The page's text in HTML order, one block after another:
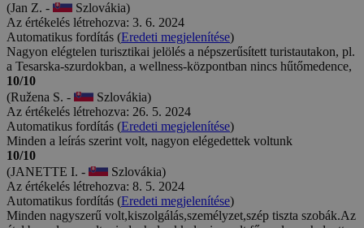
(Jan Z. -
Szlovákia)
Az értékelés létrehozva: 3. 6. 2024
Automatikus fordítás (Eredeti megjelenítése)
Nagyon elégtelen turisztikai jelölés a népszerűsített turistautakon, pl.
a Tesarska-szurdokban, a wellness-központban nincs hűtőmedence,
10/10
(Ružena S. -
Szlovákia)
Az értékelés létrehozva: 26. 5. 2024
Automatikus fordítás (Eredeti megjelenítése)
Minden a leírás szerint volt, nagyon elégedettek voltunk
10/10
(JANETTE I. -
Szlovákia)
Az értékelés létrehozva: 8. 5. 2024
Automatikus fordítás (Eredeti megjelenítése)
Minden nagyszerű volt,kiszolgálás,személyzet,szép tiszta szobák.Az